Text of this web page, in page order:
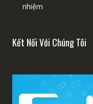
nhiệm
Kết Nối Với Chúng Tôi